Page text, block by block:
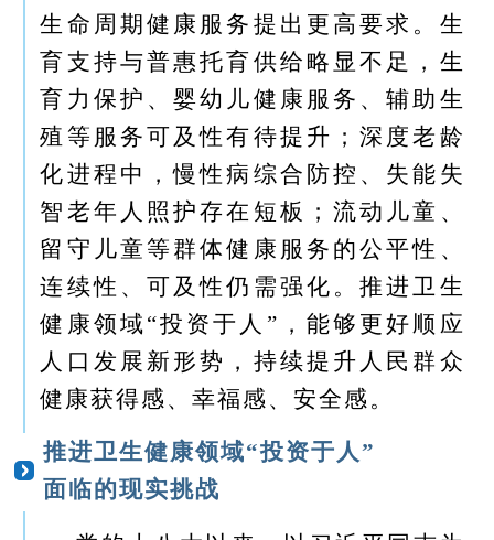
生命周期健康服务提出更高要求。生
育支持与普惠托育供给略显不足，生
育力保护、婴幼儿健康服务、辅助生
殖等服务可及性有待提升；深度老龄
化进程中，慢性病综合防控、失能失
智老年人照护存在短板；流动儿童、
留守儿童等群体健康服务的公平性、
连续性、可及性仍需强化。推进卫生
健康领域“投资于人”，能够更好顺应
人口发展新形势，持续提升人民群众
健康获得感、幸福感、安全感。
推进卫生健康领域“投资于人”
面临的现实挑战